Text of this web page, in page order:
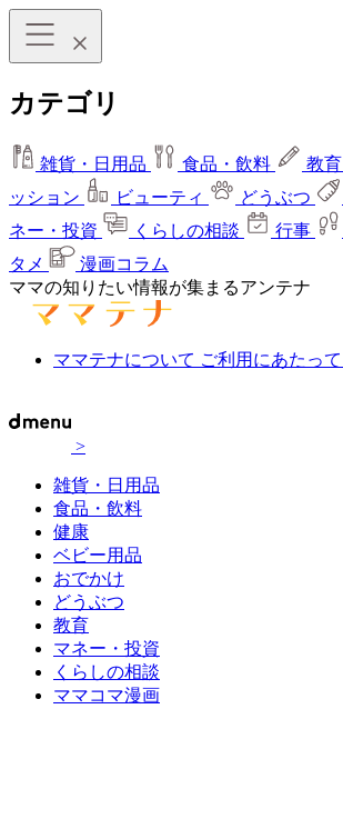
カテゴリ
雑貨・日用品 食品・飲料 教育
ッション
ビューティ どうぶつ
ネー・投資
くらしの相談 行事
タメ
漫画コラム
ママの知りたい情報が集まるアンテナ
ママテナについて ご利用にあたって
>
雑貨・日用品
食品・飲料
健康
ベビー用品
おでかけ
どうぶつ
教育
マネー・投資
くらしの相談
ママコマ漫画